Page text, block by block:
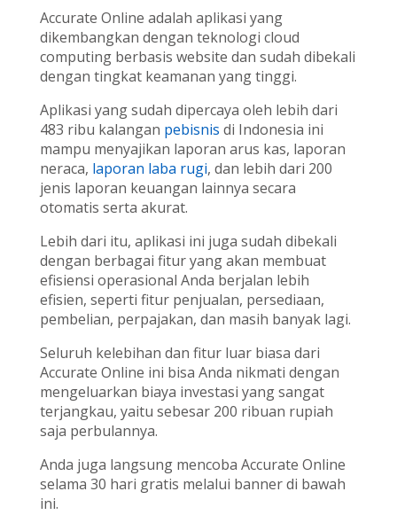
Accurate Online adalah aplikasi yang
dikembangkan dengan teknologi cloud
computing berbasis website dan sudah dibekali
dengan tingkat keamanan yang tinggi.
Aplikasi yang sudah dipercaya oleh lebih dari
483 ribu kalangan pebisnis di Indonesia ini
mampu menyajikan laporan arus kas, laporan
neraca, laporan laba rugi, dan lebih dari 200
jenis laporan keuangan lainnya secara
otomatis serta akurat.
Lebih dari itu, aplikasi ini juga sudah dibekali
dengan berbagai fitur yang akan membuat
efisiensi operasional Anda berjalan lebih
efisien, seperti fitur penjualan, persediaan,
pembelian, perpajakan, dan masih banyak lagi.
Seluruh kelebihan dan fitur luar biasa dari
Accurate Online ini bisa Anda nikmati dengan
mengeluarkan biaya investasi yang sangat
terjangkau, yaitu sebesar 200 ribuan rupiah
saja perbulannya.
Anda juga langsung mencoba Accurate Online
selama 30 hari gratis melalui banner di bawah
ini.